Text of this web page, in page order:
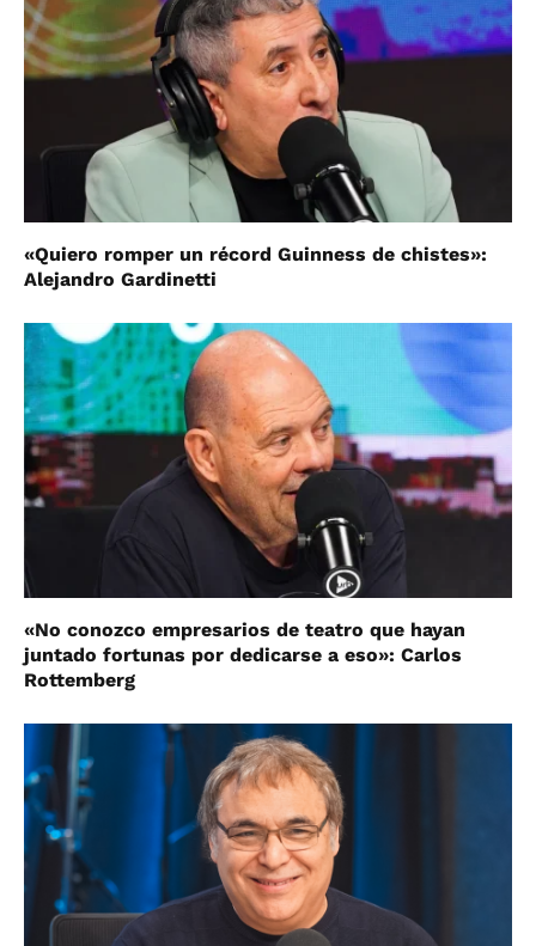
«Quiero romper un récord Guinness de chistes»:
Alejandro Gardinetti
«No conozco empresarios de teatro que hayan
juntado fortunas por dedicarse a eso»: Carlos
Rottemberg